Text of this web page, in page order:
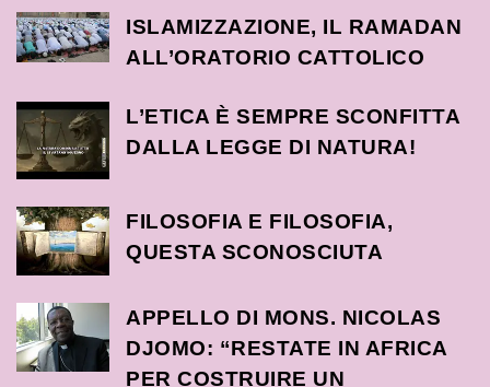
ISLAMIZZAZIONE, IL RAMADAN
ALL’ORATORIO CATTOLICO
L’ETICA È SEMPRE SCONFITTA
DALLA LEGGE DI NATURA!
FILOSOFIA E FILOSOFIA,
QUESTA SCONOSCIUTA
APPELLO DI MONS. NICOLAS
DJOMO: “RESTATE IN AFRICA
PER COSTRUIRE UN